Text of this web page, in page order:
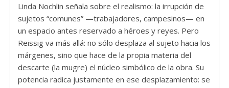
Linda Nochlin señala sobre el realismo: la irrupción de
sujetos “comunes” —trabajadores, campesinos— en
un espacio antes reservado a héroes y reyes. Pero
Reissig va más allá: no sólo desplaza al sujeto hacia los
márgenes, sino que hace de la propia materia del
descarte (la mugre) el núcleo simbólico de la obra. Su
potencia radica justamente en ese desplazamiento: se